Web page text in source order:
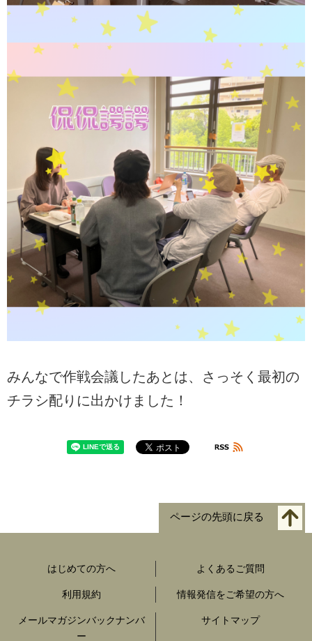
みんなで作戦会議したあとは、さっそく最初の
チラシ配りに出かけました！
ページの先頭に戻る
はじめての方へ よくあるご質問
利用規約 情報発信をご希望の方へ
メールマガジンバックナンバ
ー
サイトマップ